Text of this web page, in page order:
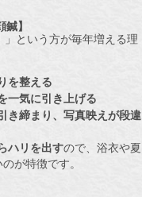
】
」という方が毎年増える理
を整える
一気に引き上げる
き締まり、写真映えが段違
ハリを出すので、浴衣や夏
が特徴です。